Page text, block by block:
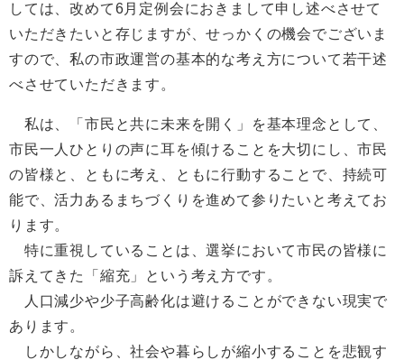
しては、改めて6月定例会におきまして申し述べさせて
いただきたいと存じますが、せっかくの機会でございま
すので、私の市政運営の基本的な考え方について若干述
べさせていただきます。
私は、「市民と共に未来を開く」を基本理念として、
市民一人ひとりの声に耳を傾けることを大切にし、市民
の皆様と、ともに考え、ともに行動することで、持続可
能で、活力あるまちづくりを進めて参りたいと考えてお
ります。
特に重視していることは、選挙において市民の皆様に
訴えてきた「縮充」という考え方です。
人口減少や少子高齢化は避けることができない現実で
あります。
しかしながら、社会や暮らしが縮小することを悲観す